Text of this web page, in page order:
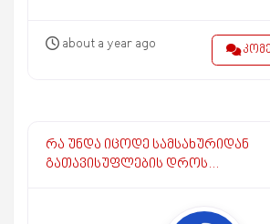
about a year ago
რა უნდა იცოდე სამსახურიდან
გათავისუფლების დროს…